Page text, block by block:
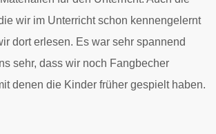
wir im Unterricht schon kennengelernt
dort erlesen. Es war sehr spannend
sehr, dass wir noch Fangbecher
denen die Kinder früher gespielt haben.